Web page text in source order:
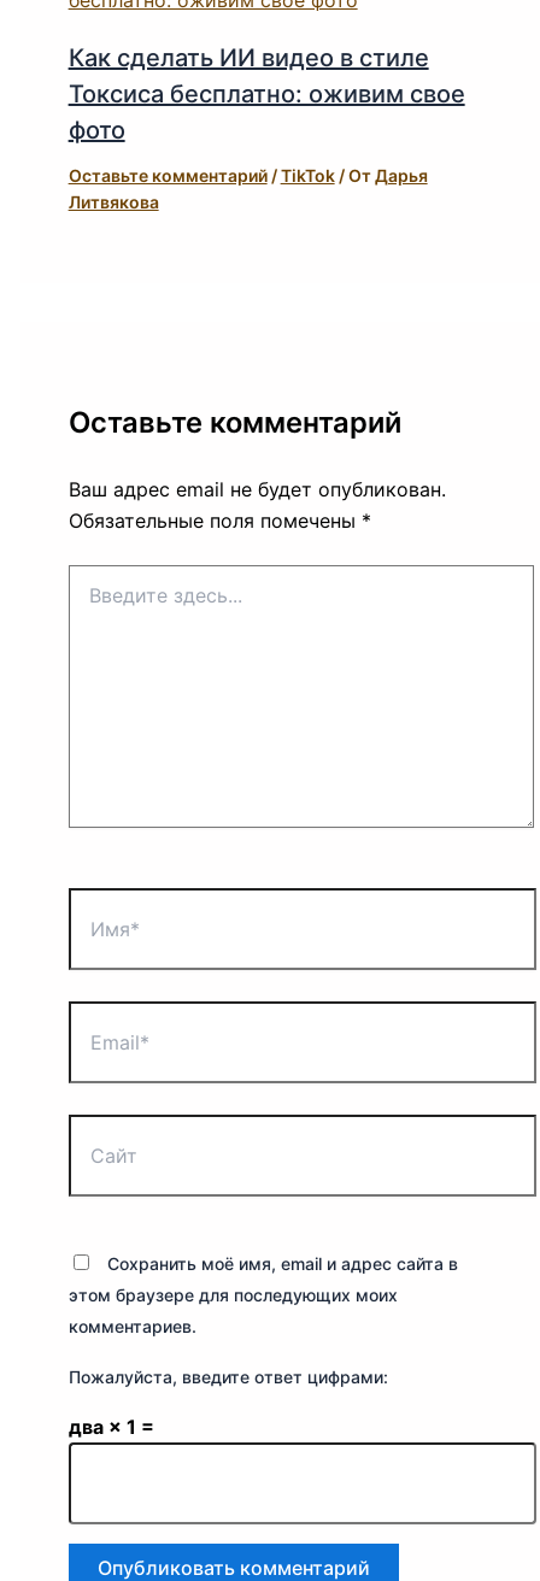
Как сделать ИИ видео в стиле
Токсиса бесплатно: оживим свое
фото
Оставьте комментарий /TikTok/ ОтДарья
Литвякова
Оставьте комментарий
Ваш адрес email не будет опубликован.
Обязательные поля помечены *
здесь...
Сохранить моё имя, email и адрес сайта в
этом браузере для последующих моих
комментариев.
Пожалуйста, введите ответ цифрами:
два × 1 =